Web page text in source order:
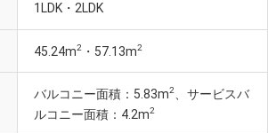
1LDK・2LDK
45.24m2 ・57.13m2
バルコニー面積：5.83m2
、サービスバ
ルコニー面積：4.2m2